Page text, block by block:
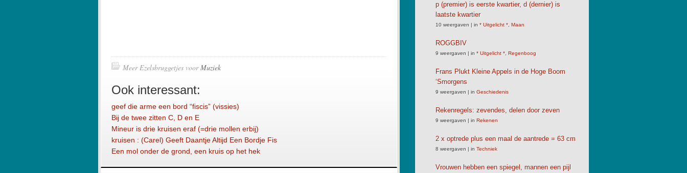
Meer Ezelsbruggetjes voorMuziek
Ook interessant:
geef die arme een bord “fiscis” (vissies)
Bij de twee zitten C, D en E
Mineur is drie kruisen eraf (=drie mollen erbij)
kruisen : (Carel) Geeft Daantje Altijd Een Bordje Fis
Een mol onder de grond, een kruis op het hek
p (premier) is eerste kwartier, d (dernier) is
laatste kwartier
10 weergaven | in * Uitgelicht *, Maan
ROGGBIV
9 weergaven | in * Uitgelicht *, Regenboog
Frans Plukt Kleine Appels in de Hoge Boom
‘Smorgens
9 weergaven | in Geschiedenis
Rekenregels: zevendes, delen door zeven
9 weergaven | in Rekenen
2 x optrede plus een maal de aantrede = 63 cm
8 weergaven | in Techniek
Vrouwen hebben een spiegel, mannen een pijl